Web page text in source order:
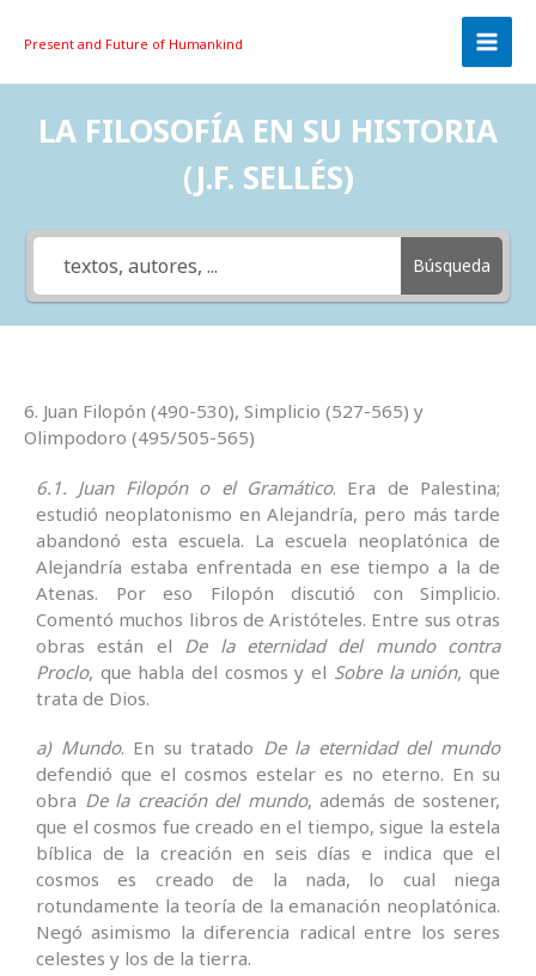
Present and Future of Humankind
LA FILOSOFÍA EN SU HISTORIA
(J.F. SELLÉS)
Búsqueda
6. Juan Filopón (490-530), Simplicio (527-565) y
Olimpodoro (495/505-565)
6.1. Juan Filopón o el Gramático. Era de Palestina;
estudió neoplatonismo en Alejandría, pero más tarde
abandonó esta escuela. La escuela neoplatónica de
Alejandría estaba enfrentada en ese tiempo a la de
Atenas. Por eso Filopón discutió con Simplicio.
Comentó muchos libros de Aristóteles. Entre sus otras
obras están el De la eternidad del mundo contra
Proclo, que habla del cosmos y el Sobre la unión, que
trata de Dios.
a) Mundo. En su tratado De la eternidad del mundo
defendió que el cosmos estelar es no eterno. En su
obra De la creación del mundo, además de sostener,
que el cosmos fue creado en el tiempo, sigue la estela
bíblica de la creación en seis días e indica que el
cosmos es creado de la nada, lo cual niega
rotundamente la teoría de la emanación neoplatónica.
Negó asimismo la diferencia radical entre los seres
celestes y los de la tierra.